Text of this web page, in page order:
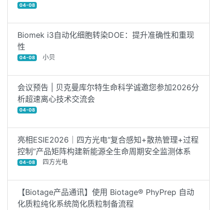
04-08
Biomek i3自动化细胞转染DOE：提升准确性和重现
性
04-08 小贝
会议预告 | 贝克曼库尔特生命科学诚邀您参加2026分
析超速离心技术交流会
04-08
亮相ESIE2026｜四方光电“复合感知+散热管理+过程
控制”产品矩阵构建新能源全生命周期安全监测体系
04-08 四方光电
【Biotage产品通讯】使用 Biotage® PhyPrep 自动
化质粒纯化系统简化质粒制备流程